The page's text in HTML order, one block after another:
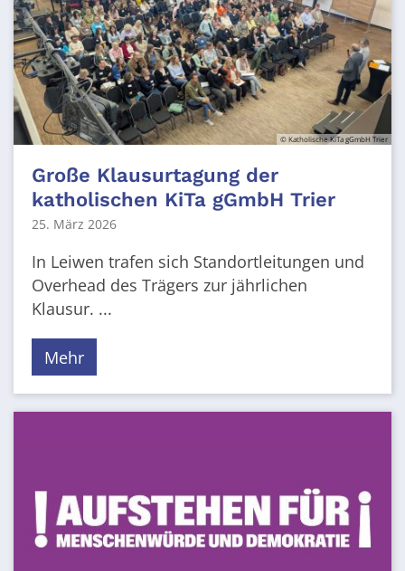
© Katholische KiTa gGmbH Trier
Große Klausurtagung der
katholischen KiTa gGmbH Trier
25. März 2026
In Leiwen trafen sich Standortleitungen und
Overhead des Trägers zur jährlichen
Klausur. ...
Mehr